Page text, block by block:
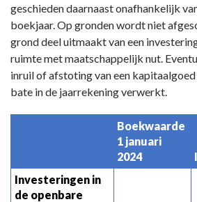
geschieden daarnaast onafhankelijk
boekjaar. Op gronden wordt niet
grond deel uitmaakt van een
ruimte met maatschappelijk nut.
inruil of afstoting van een
bate in de jaarrekening verwerkt.
Boekwaarde
1 januari
2024
Investeringen in
de openbare